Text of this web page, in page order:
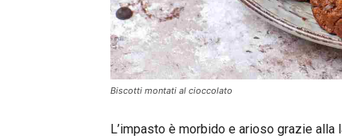
Biscotti montati al cioccolato
L’impasto è morbido e arioso grazie